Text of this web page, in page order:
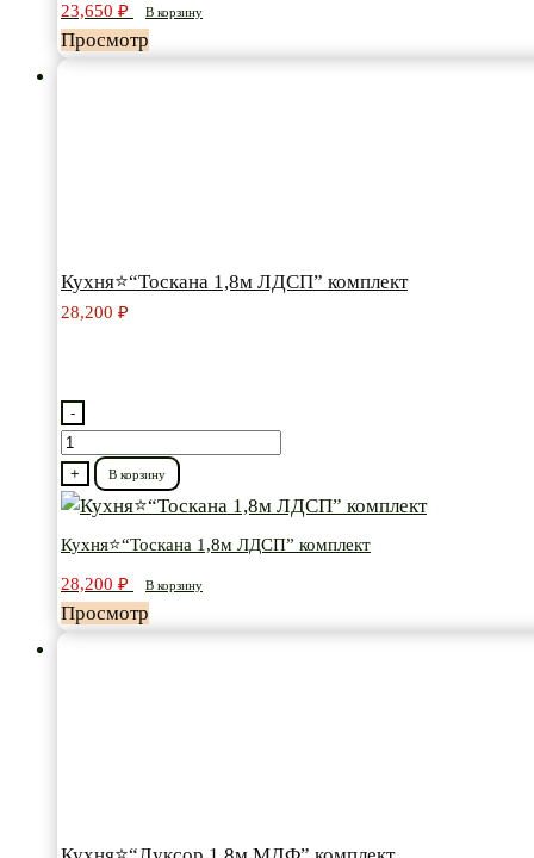
комплект
23,650 ₽ В корзину
Просмотр
Кухня⭐“Тоскана 1,8м ЛДСП” комплект
28,200 ₽
-
Количество
товара
Кухня⭐“Тоскана
ЛДСП”
комплект
+ В корзину
Кухня⭐“Тоскана 1,8м ЛДСП” комплект
28,200 ₽ В корзину
Просмотр